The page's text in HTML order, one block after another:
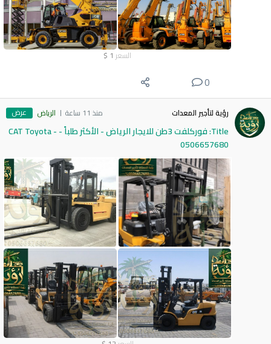
السعر 1
$
0
رؤية لتأجير المعدات منذ 11 ساعة الرياض عرض
Title: فوركلفت 3طن للايجار الرياض - الأكثر طلباً - CAT Toyota -
0506657680